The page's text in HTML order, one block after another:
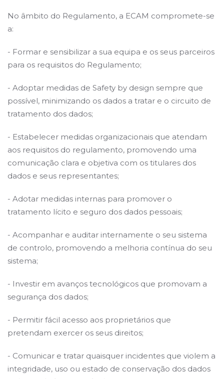
No âmbito do Regulamento, a ECAM compromete-se
a:
- Formar e sensibilizar a sua equipa e os seus parceiros
para os requisitos do Regulamento;
- Adoptar medidas de Safety by design sempre que
possível, minimizando os dados a tratar e o circuito de
tratamento dos dados;
- Estabelecer medidas organizacionais que atendam
aos requisitos do regulamento, promovendo uma
comunicação clara e objetiva com os titulares dos
dados e seus representantes;
- Adotar medidas internas para promover o
tratamento lícito e seguro dos dados pessoais;
- Acompanhar e auditar internamente o seu sistema
de controlo, promovendo a melhoria contínua do seu
sistema;
- Investir em avanços tecnológicos que promovam a
segurança dos dados;
- Permitir fácil acesso aos proprietários que
pretendam exercer os seus direitos;
- Comunicar e tratar quaisquer incidentes que violem a
integridade, uso ou estado de conservação dos dados